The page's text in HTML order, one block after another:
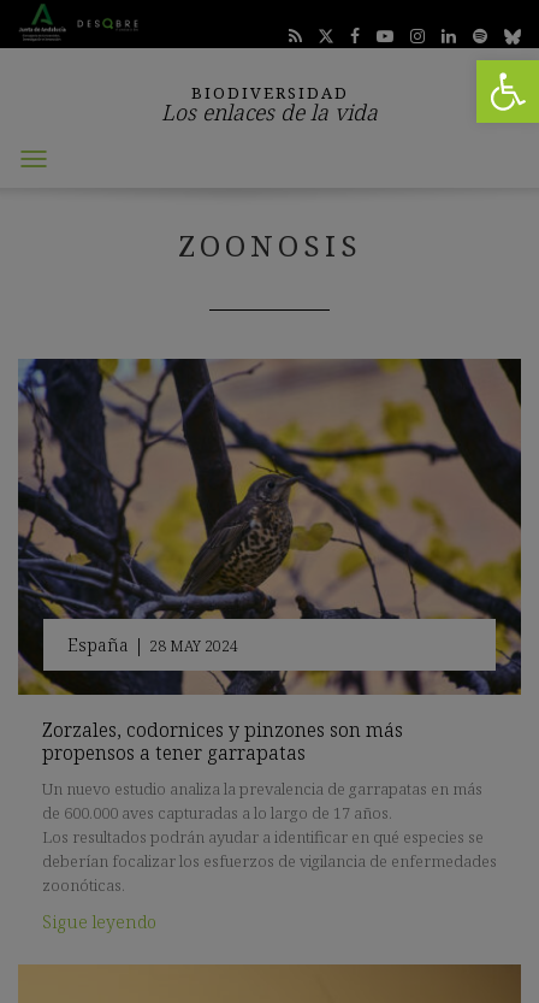
Abrir
BIODIVERSIDAD
Los enlaces de la vida
Abrir
ZOONOSIS
España | 28 MAY 2024
Zorzales, codornices y pinzones son más
propensos a tener garrapatas
Un nuevo estudio analiza la prevalencia de garrapatas en más
de 600.000 aves capturadas a lo largo de 17 años.
Los resultados podrán ayudar a identificar en qué especies se
deberían focalizar los esfuerzos de vigilancia de enfermedades
zoonóticas.
Sigue leyendo